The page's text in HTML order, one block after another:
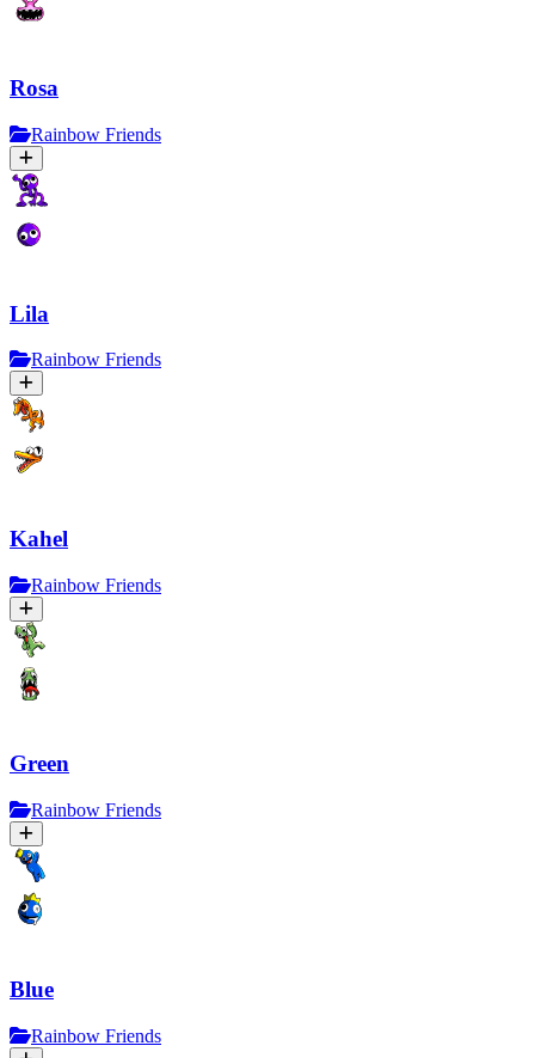
Rosa
Rainbow Friends
Lila
Rainbow Friends
Kahel
Rainbow Friends
Green
Rainbow Friends
Blue
Rainbow Friends